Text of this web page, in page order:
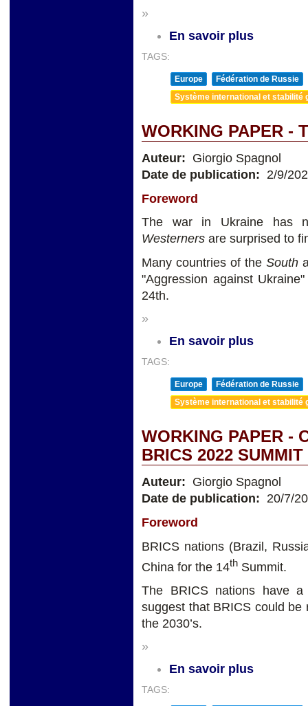
»
En savoir plus
TAGS:
Europe
Fédération de Russie
Système international et stabilité
WORKING PAPER -
Auteur: Giorgio Spagnol
Date de publication: 2/9/
Foreword
The war in Ukraine has
Westerners are surprised to
Many countries of the South
"Aggression against
24th.
»
En savoir plus
TAGS:
Europe
Fédération de Russie
Système international et stabilité
WORKING PAPER -
BRICS 2022
Auteur: Giorgio Spagnol
Date de publication: 20/7/
Foreword
BRICS nations (Brazil,
China for the 14th Summit.
The BRICS nations have
suggest that BRICS could
the 2030’s.
»
En savoir plus
TAGS: